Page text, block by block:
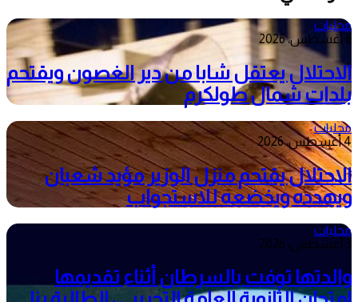
محليات
6 أغسطس، 2026
الاحتلال يعتقل شابا من دير الغصون ويقتحم
بلدات شمال طولكرم
محليات
4 أغسطس، 2026
الاحتلال يقتحم منزل الوزير مؤيد شعبان
ويهدده ويخضعه للاستجواب
محليات
3 أغسطس، 2026
والدتها توفت بالسرطان أثناء تقديمها